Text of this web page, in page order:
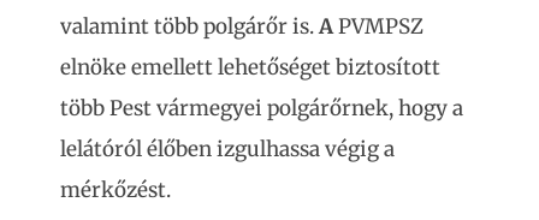
valamint több polgárőr is.APVMPSZ
elnöke emellett lehetőséget biztosított
több Pest vármegyei polgárőrnek, hogy a
lelátóról élőben izgulhassa végig a
mérkőzést.